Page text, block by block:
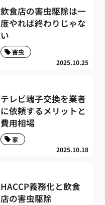
飲食店の害虫駆除は一
度やれば終わりじゃな
い
2025.10.25
害虫
テレビ端子交換を業者
に依頼するメリットと
費用相場
2025.10.18
家
HACCP義務化と飲食
店の害虫駆除